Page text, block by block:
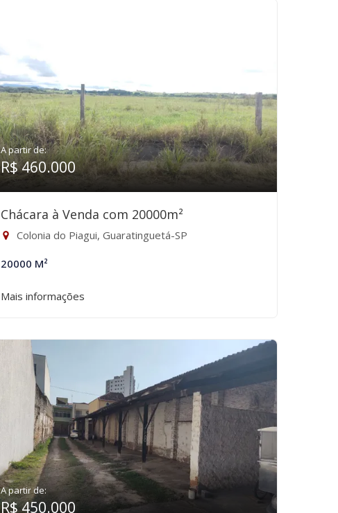
A partir de:
R$ 460.000
Chácara à Venda com 20000m²
Colonia do Piagui, Guaratinguetá-SP
20000 M²
Mais informações
A partir de:
R$ 450.000